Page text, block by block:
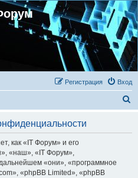
Вход
Регистрация
как «IT Форум» и его
«наш», «IT Форум»,
«они», «программное
«phpBB Limited», «phpBB